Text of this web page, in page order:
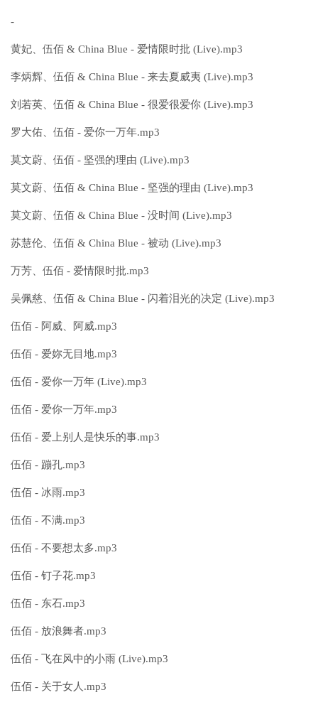
-
黄妃、伍佰 & China Blue - 爱情限时批 (Live).mp3
李炳辉、伍佰 & China Blue - 来去夏威夷 (Live).mp3
刘若英、伍佰 & China Blue - 很爱很爱你 (Live).mp3
罗大佑、伍佰 - 爱你一万年.mp3
莫文蔚、伍佰 - 坚强的理由 (Live).mp3
莫文蔚、伍佰 & China Blue - 坚强的理由 (Live).mp3
莫文蔚、伍佰 & China Blue - 没时间 (Live).mp3
苏慧伦、伍佰 & China Blue - 被动 (Live).mp3
万芳、伍佰 - 爱情限时批.mp3
吴佩慈、伍佰 & China Blue - 闪着泪光的决定 (Live).mp3
伍佰 - 阿威、阿威.mp3
伍佰 - 爱妳无目地.mp3
伍佰 - 爱你一万年 (Live).mp3
伍佰 - 爱你一万年.mp3
伍佰 - 爱上别人是快乐的事.mp3
伍佰 - 蹦孔.mp3
伍佰 - 冰雨.mp3
伍佰 - 不满.mp3
伍佰 - 不要想太多.mp3
伍佰 - 钉子花.mp3
伍佰 - 东石.mp3
伍佰 - 放浪舞者.mp3
伍佰 - 飞在风中的小雨 (Live).mp3
伍佰 - 关于女人.mp3